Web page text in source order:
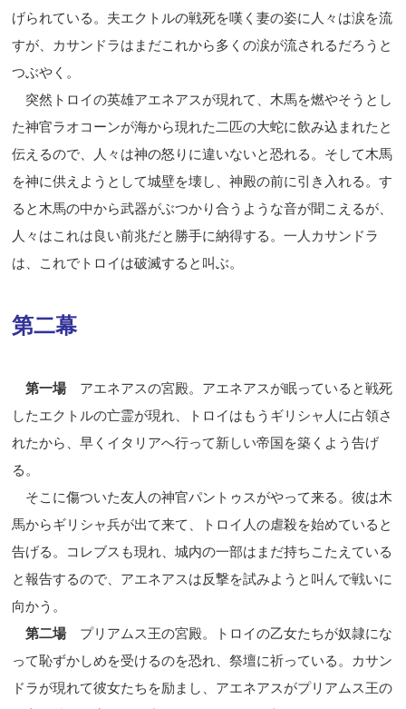
げられている。夫エクトルの戦死を嘆く妻の姿に人々は涙を流
すが、カサンドラはまだこれから多くの涙が流されるだろうと
つぶやく。
突然トロイの英雄アエネアスが現れて、木馬を燃やそうとし
た神官ラオコーンが海から現れた二匹の大蛇に飲み込まれたと
伝えるので、人々は神の怒りに違いないと恐れる。そして木馬
を神に供えようとして城壁を壊し、神殿の前に引き入れる。す
ると木馬の中から武器がぶつかり合うような音が聞こえるが、
人々はこれは良い前兆だと勝手に納得する。一人カサンドラ
は、これでトロイは破滅すると叫ぶ。
第二幕
第一場アエネアスの宮殿。アエネアスが眠っていると戦死
したエクトルの亡霊が現れ、トロイはもうギリシャ人に占領さ
れたから、早くイタリアへ行って新しい帝国を築くよう告げ
る。
そこに傷ついた友人の神官パントゥスがやって来る。彼は木
馬からギリシャ兵が出て来て、トロイ人の虐殺を始めていると
告げる。コレブスも現れ、城内の一部はまだ持ちこたえている
と報告するので、アエネアスは反撃を試みようと叫んで戦いに
向かう。
第二場プリアムス王の宮殿。トロイの乙女たちが奴隷にな
って恥ずかしめを受けるのを恐れ、祭壇に祈っている。カサン
ドラが現れて彼女たちを励まし、アエネアスがプリアムス王の